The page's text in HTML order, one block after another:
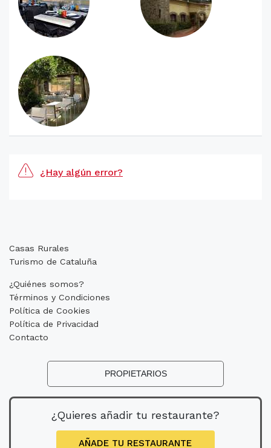
¿Hay algún error?
Casas Rurales
Turismo de Cataluña
¿Quiénes somos?
Términos y Condiciones
Política de Cookies
Política de Privacidad
Contacto
PROPIETARIOS
¿Quieres añadir tu restaurante?
AÑADE TU RESTAURANTE